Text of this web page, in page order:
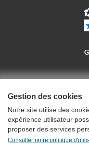
Gestion des cookies
Notre site utilise des
expérience utilisateur
proposer des services
Consulter notre politique